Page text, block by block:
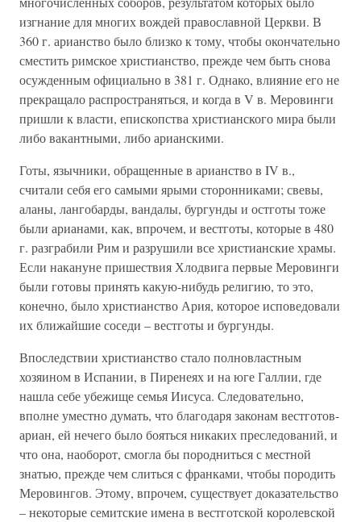
изгнание для многих вождей православной Церкви. В
360 г. арианство было близко к тому, чтобы окончательно
сместить римское христианство, прежде чем быть снова
осужденным официально в 381 г. Однако, влияние его не
прекращало распространяться, и когда в V в. Меровинги
пришли к власти, епископства христианского мира были
либо вакантными, либо арианскими.
Готы, язычники, обращенные в арианство в IV в.,
считали себя его самыми ярыми сторонниками; свевы,
аланы, лангобарды, вандалы, бургунды и остготы тоже
были арианами, как, впрочем, и вестготы, которые в 480
г. разграбили Рим и разрушили все христианские храмы.
Если накануне пришествия Хлодвига первые Меровинги
были готовы принять какую-нибудь религию, то это,
конечно, было христианство Ария, которое исповедовали
их ближайшие соседи – вестготы и бургунды.
Впоследствии христианство стало полновластным
хозяином в Испании, в Пиренеях и на юге Галлии, где
нашла себе убежище семья Иисуса. Следовательно,
вполне уместно думать, что благодаря законам вестготов-
ариан, ей нечего было бояться никаких преследований, и
что она, наоборот, смогла бы породниться с местной
знатью, прежде чем слиться с франками, чтобы породить
Меровингов. Этому, впрочем, существует доказательство
– некоторые семитские имена в вестготской королевской